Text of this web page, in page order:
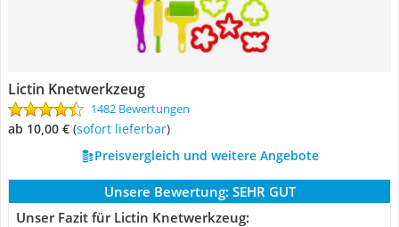
Lictin Knetwerkzeug
1482 Bewertungen
ab 10,00 € ( Sofort lieferbar)
Preisvergleich und weitere Angebote
Unsere Bewertung: SEHR GUT
Unser Fazit für Lictin Knetwerkzeug: